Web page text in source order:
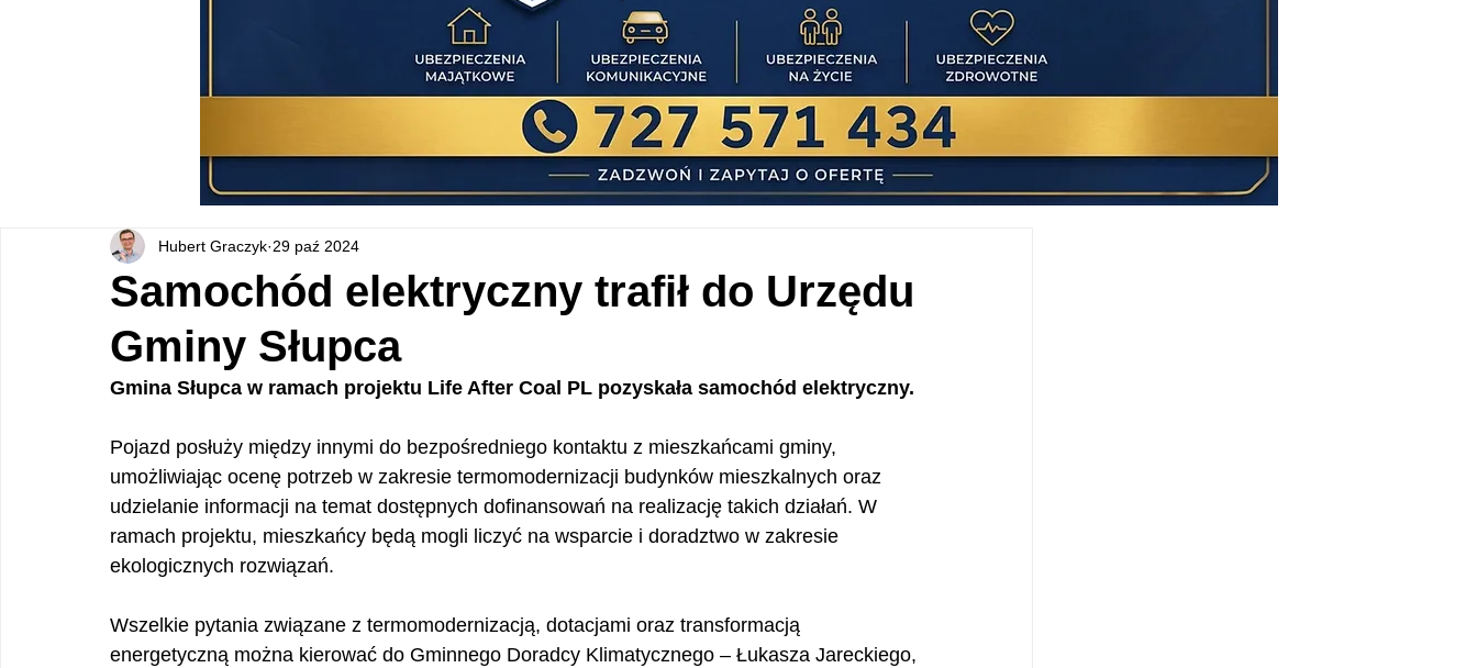
Samochód elektryczny trafił do Urzędu
Gminy Słupca
Hubert Graczyk 29 paź 2024
Gmina Słupca w ramach projektu Life After Coal PL pozyskała samochód elektryczny.
Pojazd posłuży między innymi do bezpośredniego kontaktu z mieszkańcami gminy,
umożliwiając ocenę potrzeb w zakresie termomodernizacji budynków mieszkalnych oraz
udzielanie informacji na temat dostępnych dofinansowań na realizację takich działań. W
ramach projektu, mieszkańcy będą mogli liczyć na wsparcie i doradztwo w zakresie
ekologicznych rozwiązań.
Wszelkie pytania związane z termomodernizacją, dotacjami oraz transformacją
energetyczną można kierować do Gminnego Doradcy Klimatycznego – Łukasza Jareckiego,